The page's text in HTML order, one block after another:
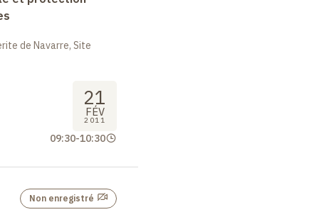
de Navarre, Site
21
FÉV
2011
09:30-10:30
Non enregistré